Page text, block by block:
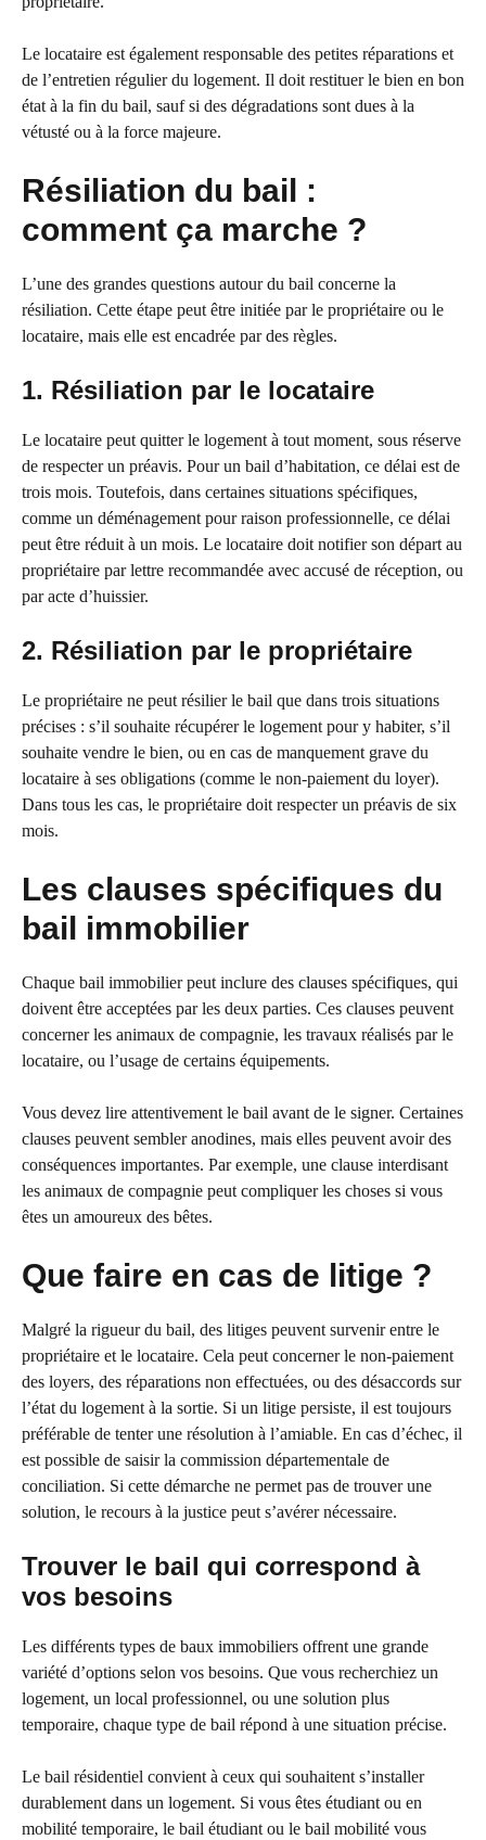
Le locataire est également responsable des petites réparations et
de l’entretien régulier du logement. Il doit restituer le bien en bon
état à la fin du bail, sauf si des dégradations sont dues à la
vétusté ou à la force majeure.
Résiliation du bail :
comment ça marche ?
L’une des grandes questions autour du bail concerne la
résiliation. Cette étape peut être initiée par le propriétaire ou le
locataire, mais elle est encadrée par des règles.
1. Résiliation par le locataire
Le locataire peut quitter le logement à tout moment, sous réserve
de respecter un préavis. Pour un bail d’habitation, ce délai est de
trois mois. Toutefois, dans certaines situations spécifiques,
comme un déménagement pour raison professionnelle, ce délai
peut être réduit à un mois. Le locataire doit notifier son départ au
propriétaire par lettre recommandée avec accusé de réception, ou
par acte d’huissier.
2. Résiliation par le propriétaire
Le propriétaire ne peut résilier le bail que dans trois situations
précises : s’il souhaite récupérer le logement pour y habiter, s’il
souhaite vendre le bien, ou en cas de manquement grave du
locataire à ses obligations (comme le non-paiement du loyer).
Dans tous les cas, le propriétaire doit respecter un préavis de six
mois.
Les clauses spécifiques du
bail immobilier
Chaque bail immobilier peut inclure des clauses spécifiques, qui
doivent être acceptées par les deux parties. Ces clauses peuvent
concerner les animaux de compagnie, les travaux réalisés par le
locataire, ou l’usage de certains équipements.
Vous devez lire attentivement le bail avant de le signer. Certaines
clauses peuvent sembler anodines, mais elles peuvent avoir des
conséquences importantes. Par exemple, une clause interdisant
les animaux de compagnie peut compliquer les choses si vous
êtes un amoureux des bêtes.
Que faire en cas de litige ?
Malgré la rigueur du bail, des litiges peuvent survenir entre le
propriétaire et le locataire. Cela peut concerner le non-paiement
des loyers, des réparations non effectuées, ou des désaccords sur
l’état du logement à la sortie. Si un litige persiste, il est toujours
préférable de tenter une résolution à l’amiable. En cas d’échec, il
est possible de saisir la commission départementale de
conciliation. Si cette démarche ne permet pas de trouver une
solution, le recours à la justice peut s’avérer nécessaire.
Trouver le bail qui correspond à
vos besoins
Les différents types de baux immobiliers offrent une grande
variété d’options selon vos besoins. Que vous recherchiez un
logement, un local professionnel, ou une solution plus
temporaire, chaque type de bail répond à une situation précise.
Le bail résidentiel convient à ceux qui souhaitent s’installer
durablement dans un logement. Si vous êtes étudiant ou en
mobilité temporaire, le bail étudiant ou le bail mobilité vous